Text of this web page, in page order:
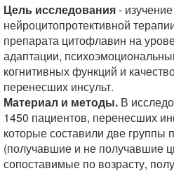
Цель исследования-
нейроцитопротективной
препарата цитофлавин на
адаптации,
когнитивных функций и
перенесших инсульт.
Материал и методы. В
1450 пациентов, перенесших
которые составили две группы
(получавшие и не получавшие
сопоставимые по возрасту,